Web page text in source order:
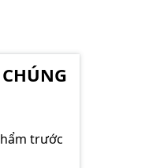
trước